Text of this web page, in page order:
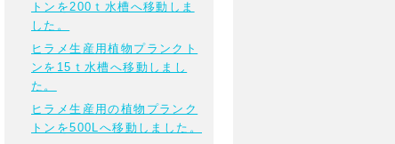
トンを200ｔ水槽へ移動しま
した。
ヒラメ生産用植物プランクト
ンを15ｔ水槽へ移動しまし
た。
ヒラメ生産用の植物プランク
トンを500Lへ移動しました。